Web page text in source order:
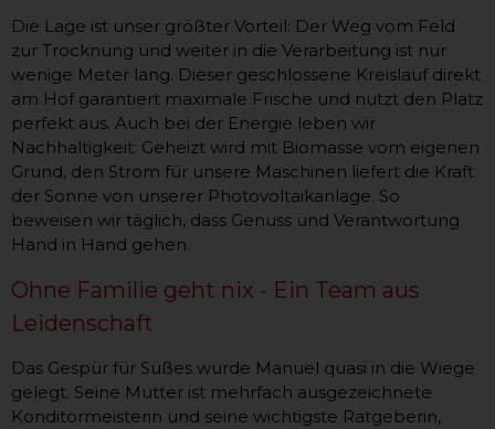
Die Lage ist unser größter Vorteil: Der Weg vom Feld
zur Trocknung und weiter in die Verarbeitung ist nur
wenige Meter lang. Dieser geschlossene Kreislauf direkt
am Hof garantiert maximale Frische und nutzt den Platz
perfekt aus. Auch bei der Energie leben wir
Nachhaltigkeit: Geheizt wird mit Biomasse vom eigenen
Grund, den Strom für unsere Maschinen liefert die Kraft
der Sonne von unserer Photovoltaikanlage. So
beweisen wir täglich, dass Genuss und Verantwortung
Hand in Hand gehen.
Ohne Familie geht nix - Ein Team aus
Leidenschaft
Das Gespür für Süßes wurde Manuel quasi in die Wiege
gelegt. Seine Mutter ist mehrfach ausgezeichnete
Konditormeisterin und seine wichtigste Ratgeberin,